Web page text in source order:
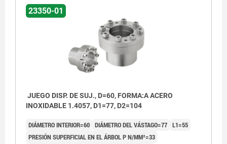
23350-01
JUEGO DISP. DE SUJ., D=60, FORMA:A ACERO
INOXIDABLE 1.4057, D1=77, D2=104
DIÁMETRO INTERIOR=60 DIÁMETRO DEL VÁSTAGO=77 L1=55
PRESIÓN SUPERFICIAL EN EL ÁRBOL P N/MM²=33